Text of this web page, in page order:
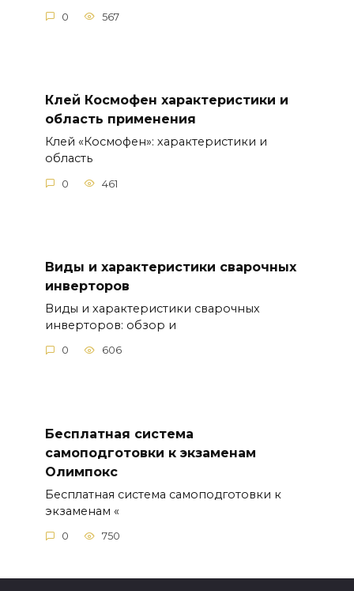
0 567
Клей Космофен характеристики и
область применения
Клей «Космофен»: характеристики и
область
0 461
Виды и характеристики сварочных
инверторов
Виды и характеристики сварочных
инверторов: обзор и
0 606
Бесплатная система
самоподготовки к экзаменам
Олимпокс
Бесплатная система самоподготовки к
экзаменам «
0 750